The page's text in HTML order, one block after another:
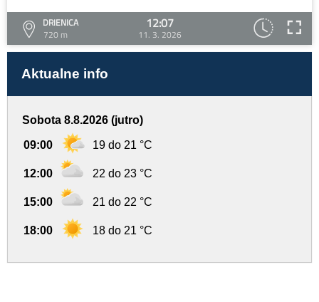
DRIENICA
720 m
12:07
11. 3. 2026
Aktualne info
Sobota 8.8.2026 (jutro)
09:00 19 do 21 °C
12:00 22 do 23 °C
15:00 21 do 22 °C
18:00 18 do 21 °C